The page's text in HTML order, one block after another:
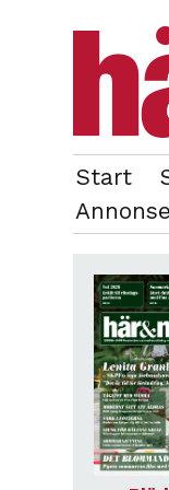
Start
OM